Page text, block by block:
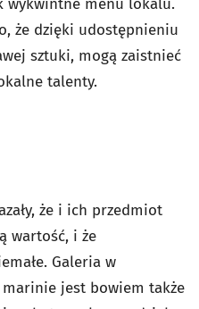
wykwintne menu lokalu.
że dzięki udostępnieniu
sztuki, mogą zaistnieć
talenty.
że i ich przedmiot
wartość, i że
Galeria w
jest bowiem także